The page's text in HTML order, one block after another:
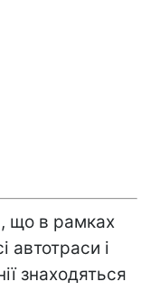
що в рамках
автотраси і
знаходяться